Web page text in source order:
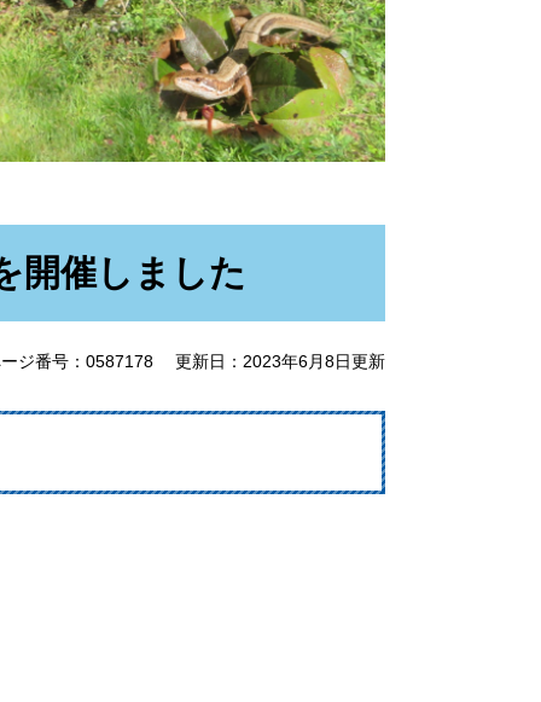
開催しました
ジ番号：0587178 更新日：2023年6月8日更新